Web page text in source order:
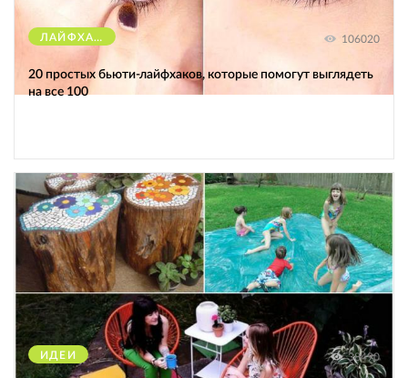
ЛАЙФХАКИ 106020
20 простых бьюти-лайфхаков, которые помогут выглядеть
на все 100
ИДЕИ 38490